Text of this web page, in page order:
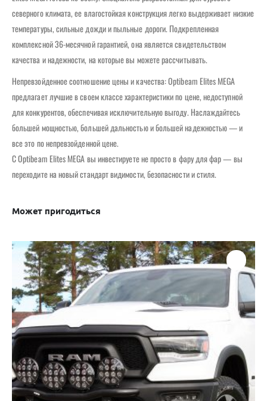
северного климата, ее влагостойкая конструкция легко выдерживает низкие
температуры, сильные дожди и пыльные дороги. Подкрепленная
комплексной 36-месячной гарантией, она является свидетельством
качества и надежности, на которые вы можете рассчитывать.
Непревзойденное соотношение цены и качества: Optibeam Elites MEGA
предлагает лучшие в своем классе характеристики по цене, недоступной
для конкурентов, обеспечивая исключительную выгоду. Наслаждайтесь
большей мощностью, большей дальностью и большей надежностью — и
все это по непревзойденной цене.
С Optibeam Elites MEGA вы инвестируете не просто в фару для фар — вы
переходите на новый стандарт видимости, безопасности и стиля.
Может пригодиться